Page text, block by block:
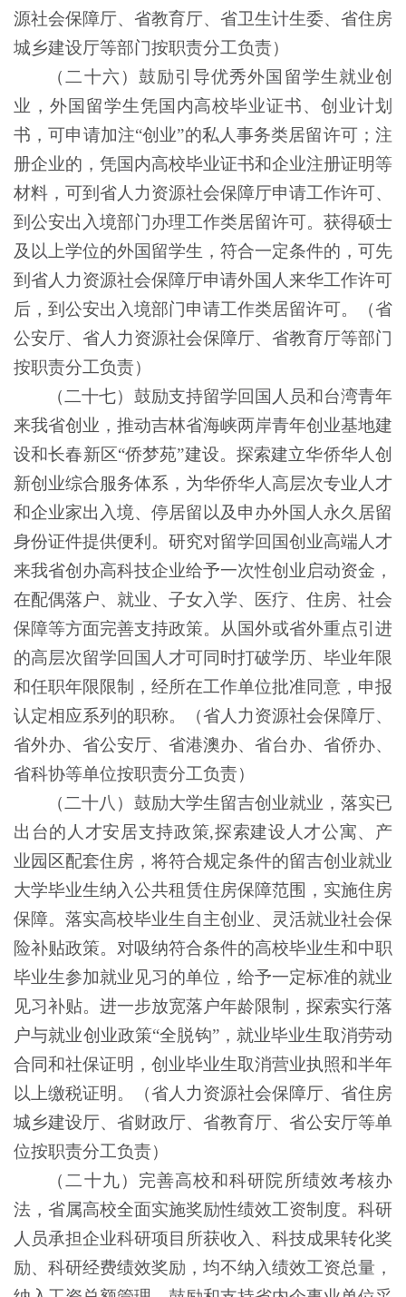
源社会保障厅、省教育厅、省卫生计生委、省住房
城乡建设厅等部门按职责分工负责）
（二十六）鼓励引导优秀外国留学生就业创
业，外国留学生凭国内高校毕业证书、创业计划
书，可申请加注“创业”的私人事务类居留许可；注
册企业的，凭国内高校毕业证书和企业注册证明等
材料，可到省人力资源社会保障厅申请工作许可、
到公安出入境部门办理工作类居留许可。获得硕士
及以上学位的外国留学生，符合一定条件的，可先
到省人力资源社会保障厅申请外国人来华工作许可
后，到公安出入境部门申请工作类居留许可。（省
公安厅、省人力资源社会保障厅、省教育厅等部门
按职责分工负责）
（二十七）鼓励支持留学回国人员和台湾青年
来我省创业，推动吉林省海峡两岸青年创业基地建
设和长春新区“侨梦苑”建设。探索建立华侨华人创
新创业综合服务体系，为华侨华人高层次专业人才
和企业家出入境、停居留以及申办外国人永久居留
身份证件提供便利。研究对留学回国创业高端人才
来我省创办高科技企业给予一次性创业启动资金，
在配偶落户、就业、子女入学、医疗、住房、社会
保障等方面完善支持政策。从国外或省外重点引进
的高层次留学回国人才可同时打破学历、毕业年限
和任职年限限制，经所在工作单位批准同意，申报
认定相应系列的职称。（省人力资源社会保障厅、
省外办、省公安厅、省港澳办、省台办、省侨办、
省科协等单位按职责分工负责）
（二十八）鼓励大学生留吉创业就业，落实已
出台的人才安居支持政策,探索建设人才公寓、产
业园区配套住房，将符合规定条件的留吉创业就业
大学毕业生纳入公共租赁住房保障范围，实施住房
保障。落实高校毕业生自主创业、灵活就业社会保
险补贴政策。对吸纳符合条件的高校毕业生和中职
毕业生参加就业见习的单位，给予一定标准的就业
见习补贴。进一步放宽落户年龄限制，探索实行落
户与就业创业政策“全脱钩”，就业毕业生取消劳动
合同和社保证明，创业毕业生取消营业执照和半年
以上缴税证明。（省人力资源社会保障厅、省住房
城乡建设厅、省财政厅、省教育厅、省公安厅等单
位按职责分工负责）
（二十九）完善高校和科研院所绩效考核办
法，省属高校全面实施奖励性绩效工资制度。科研
人员承担企业科研项目所获收入、科技成果转化奖
励、科研经费绩效奖励，均不纳入绩效工资总量，